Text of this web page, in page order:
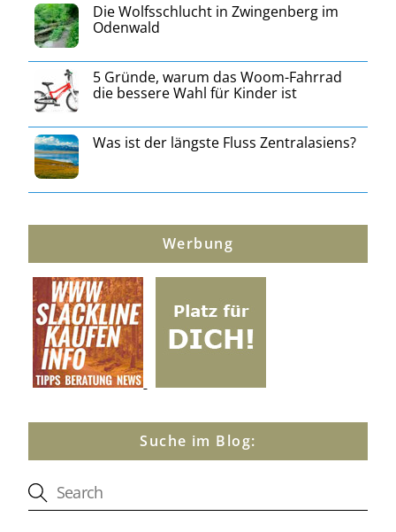
Die Wolfsschlucht in Zwingenberg im
Odenwald
5 Gründe, warum das Woom-Fahrrad
die bessere Wahl für Kinder ist
Was ist der längste Fluss Zentralasiens?
Werbung
Suche im Blog: